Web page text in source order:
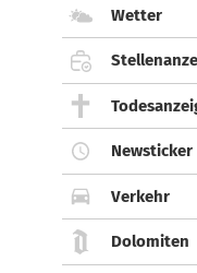
Wetter
Newsticker
Verkehr
Dolomiten